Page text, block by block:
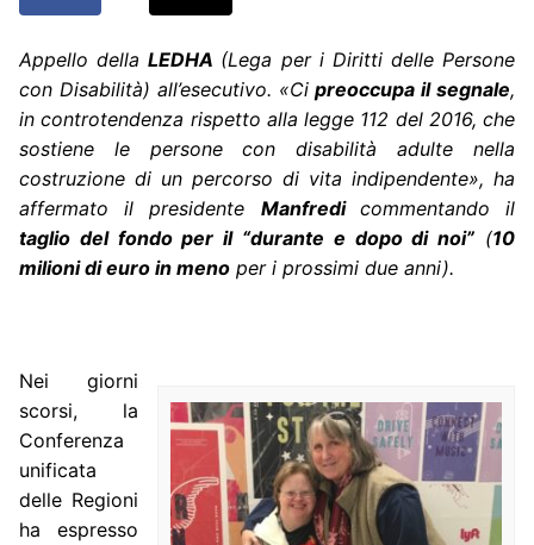
Appello dellaLEDHA (Lega per i Diritti delle Persone
con Disabilità) all’esecutivo. «Cipreoccupa il segnale,
in controtendenza rispetto alla legge 112 del 2016, che
sostiene le persone con disabilità adulte nella
costruzione di un percorso di vita indipendente», ha
affermato il presidente Manfredi commentando il
taglio del fondo per il “durante e dopo di noi” (10
milioni di euro in meno per i prossimi due anni).
Nei giorni
scorsi, la
Conferenza
unificata
delle Regioni
ha espresso